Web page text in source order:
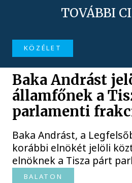
TOVÁBBI
KÖZÉLET
Baka Andrást
államfőnek a
parlamenti
Baka Andrást, a
korábbi elnökét jelöli
elnöknek a Tisza párt
BALATON